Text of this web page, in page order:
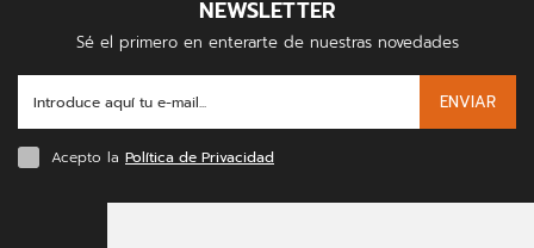
NEWSLETTER
Sé el primero en enterarte de nuestras novedades
ENVIAR
Acepto la Política de Privacidad